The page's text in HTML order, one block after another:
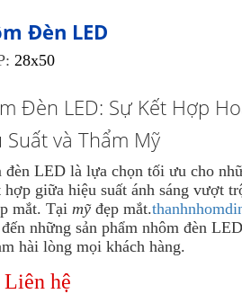
Đèn LED
28x50
Đèn LED: Sự Kết Hợp
Suất và Thẩm Mỹ
đèn LED là lựa chọn tối ưu cho
hợp giữa hiệu suất ánh sáng vượt
mắt. Tạimỹđẹp mắt.
những sản phẩm nhôm đèn
hài lòng mọi khách hàng.
Liên hệ